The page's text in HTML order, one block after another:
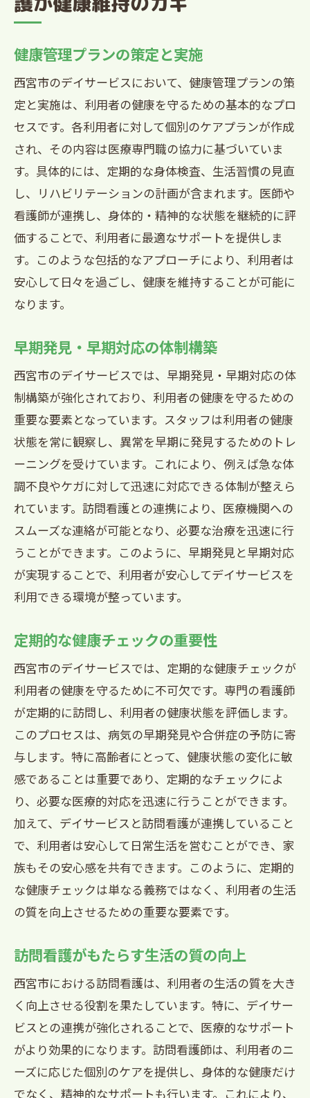
健康管理プランの策定と実施
西宮市のデイサービスにおいて、健康管理プランの策
定と実施は、利用者の健康を守るための基本的なプロ
セスです。各利用者に対して個別のケアプランが作成
され、その内容は医療専門職の協力に基づいていま
す。具体的には、定期的な身体検査、生活習慣の見直
し、リハビリテーションの計画が含まれます。医師や
看護師が連携し、身体的・精神的な状態を継続的に評
価することで、利用者に最適なサポートを提供しま
す。このような包括的なアプローチにより、利用者は
安心して日々を過ごし、健康を維持することが可能に
なります。
早期発見・早期対応の体制構築
西宮市のデイサービスでは、早期発見・早期対応の体
制構築が強化されており、利用者の健康を守るための
重要な要素となっています。スタッフは利用者の健康
状態を常に観察し、異常を早期に発見するためのトレ
ーニングを受けています。これにより、例えば急な体
調不良やケガに対して迅速に対応できる体制が整えら
れています。訪問看護との連携により、医療機関への
スムーズな連絡が可能となり、必要な治療を迅速に行
うことができます。このように、早期発見と早期対応
が実現することで、利用者が安心してデイサービスを
利用できる環境が整っています。
定期的な健康チェックの重要性
西宮市のデイサービスでは、定期的な健康チェックが
利用者の健康を守るために不可欠です。専門の看護師
が定期的に訪問し、利用者の健康状態を評価します。
このプロセスは、病気の早期発見や合併症の予防に寄
与します。特に高齢者にとって、健康状態の変化に敏
感であることは重要であり、定期的なチェックによ
り、必要な医療的対応を迅速に行うことができます。
加えて、デイサービスと訪問看護が連携していること
で、利用者は安心して日常生活を営むことができ、家
族もその安心感を共有できます。このように、定期的
な健康チェックは単なる義務ではなく、利用者の生活
の質を向上させるための重要な要素です。
訪問看護がもたらす生活の質の向上
西宮市における訪問看護は、利用者の生活の質を大き
く向上させる役割を果たしています。特に、デイサー
ビスとの連携が強化されることで、医療的なサポート
がより効果的になります。訪問看護師は、利用者のニ
ーズに応じた個別のケアを提供し、身体的な健康だけ
でなく、精神的なサポートも行います。これにより、